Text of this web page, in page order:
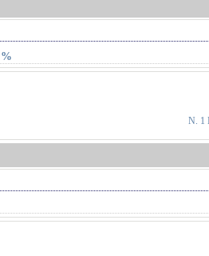
%
N. 1